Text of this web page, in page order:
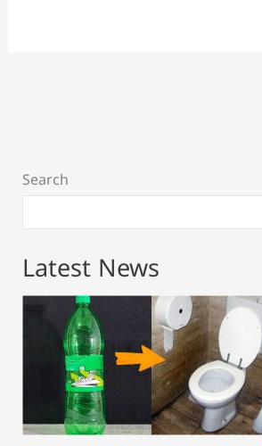
Search
Latest News